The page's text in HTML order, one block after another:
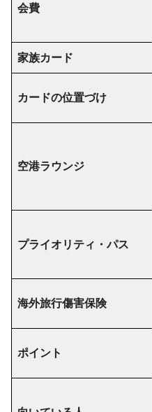
会費
家族カード
カードの位置づけ
空港ラウンジ
プライオリティ・パス
海外旅行傷害保険
ポイント